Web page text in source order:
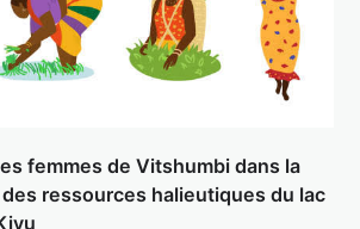
femmes de Vitshumbi dans la
ressources halieutiques du lac